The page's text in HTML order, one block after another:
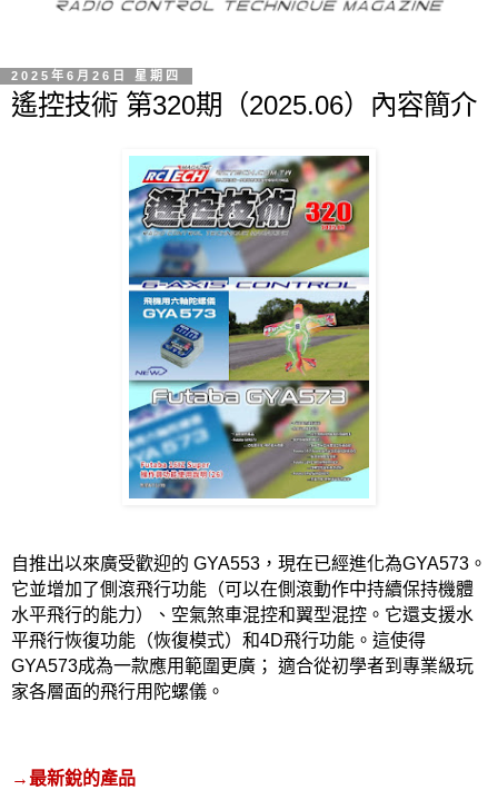
2025年6月26日 星期四
遙控技術 第320期（2025.06）內容簡介
自推出以來廣受歡迎的 GYA553 ，現在已經進化為GYA573 。
它並增加了側滾飛行功能（可以在側滾動作中持續保持機體
水平飛行的能力）、空氣煞車混控和翼型混控。它還支援水
平飛行恢復功能（恢復模式）和4D飛行功能。這使得
GYA573成為一款應用範圍更廣； 適合從初學者到專業級玩
家各層面的飛行用陀螺儀。
→ 最新銳的產品